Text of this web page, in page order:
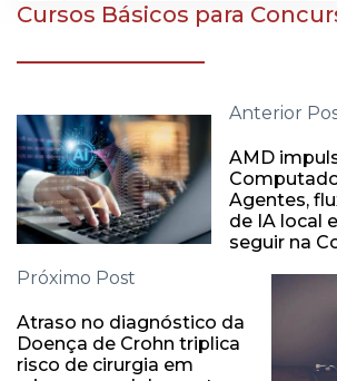
Cursos Básicos para
Anterior
AMD
Agentes,
de IA local
seguir na
Próximo Post
Atraso no diagnóstico da
Doença de Crohn triplica
risco de cirurgia em